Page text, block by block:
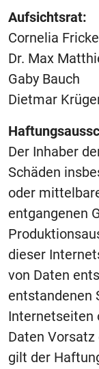
Aufsichtsrat:
Cornelia
Dr. Max
Gaby Bauch
Dietmar
Der Inhaber
Schäden
oder
entgangenen
dieser
von Daten
entstandenen
Internetseiten
Daten
gilt der